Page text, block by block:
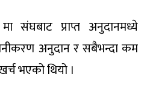
संघबाट प्राप्त अनुदानमध्ये
अनुदान र सबैभन्दा कम
भएको थियो ।